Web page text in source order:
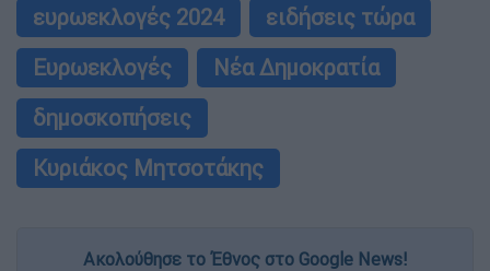
ευρωεκλογές 2024
ειδήσεις τώρα
Ευρωεκλογές
Νέα Δημοκρατία
δημοσκοπήσεις
Κυριάκος Μητσοτάκης
Ακολούθησε το Έθνος στο Google News!